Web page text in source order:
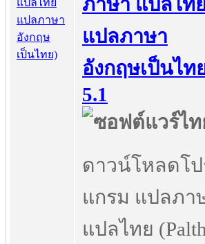
ภาษา แปลไทย
แปลภาษา
อังกฤษเป็นไท
5.1
ดาวน์โหลดโ
แกรม แปลภา
แปลไทย